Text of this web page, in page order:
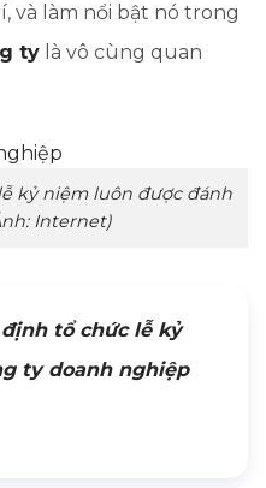
và làm nổi bật nó trong
ty là vô cùng quan
kỷ niệm luôn được đánh
Internet)
tổ chức lễ kỷ
ty doanh nghiệp